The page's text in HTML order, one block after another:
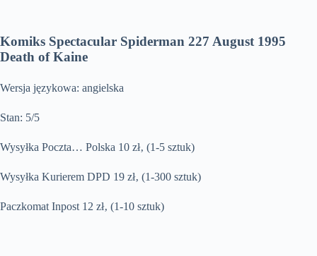
Komiks Spectacular Spiderman 227 August 1995
Death of Kaine
Wersja językowa: angielska
Stan: 5/5
Wysyłka Poczta… Polska 10 zł‚ (1-5 sztuk)
Wysyłka Kurierem DPD 19 zł‚ (1-300 sztuk)
Paczkomat Inpost 12 zł‚ (1-10 sztuk)